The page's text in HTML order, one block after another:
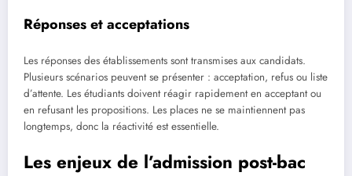
Réponses et acceptations
Les réponses des établissements sont transmises aux candidats.
Plusieurs scénarios peuvent se présenter : acceptation, refus ou liste
d’attente. Les étudiants doivent réagir rapidement en acceptant ou
en refusant les propositions. Les places ne se maintiennent pas
longtemps, donc la réactivité est essentielle.
Les enjeux de l’admission post-bac